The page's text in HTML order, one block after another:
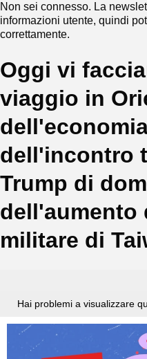
Non sei connesso. La
informazioni utente, quindi
correttamente.
Oggi vi
viaggio in
dell'incontro
Trump di
dell'aumento
militare di
Hai problemi a visualizzare